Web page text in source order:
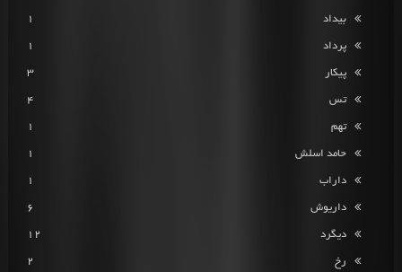
بیداد 1
پرداد 1
پیکار 3
تس 4
تهم 1
حامد اسلش 1
داراب 1
داریوش 6
دیگرد 12
رخ 2